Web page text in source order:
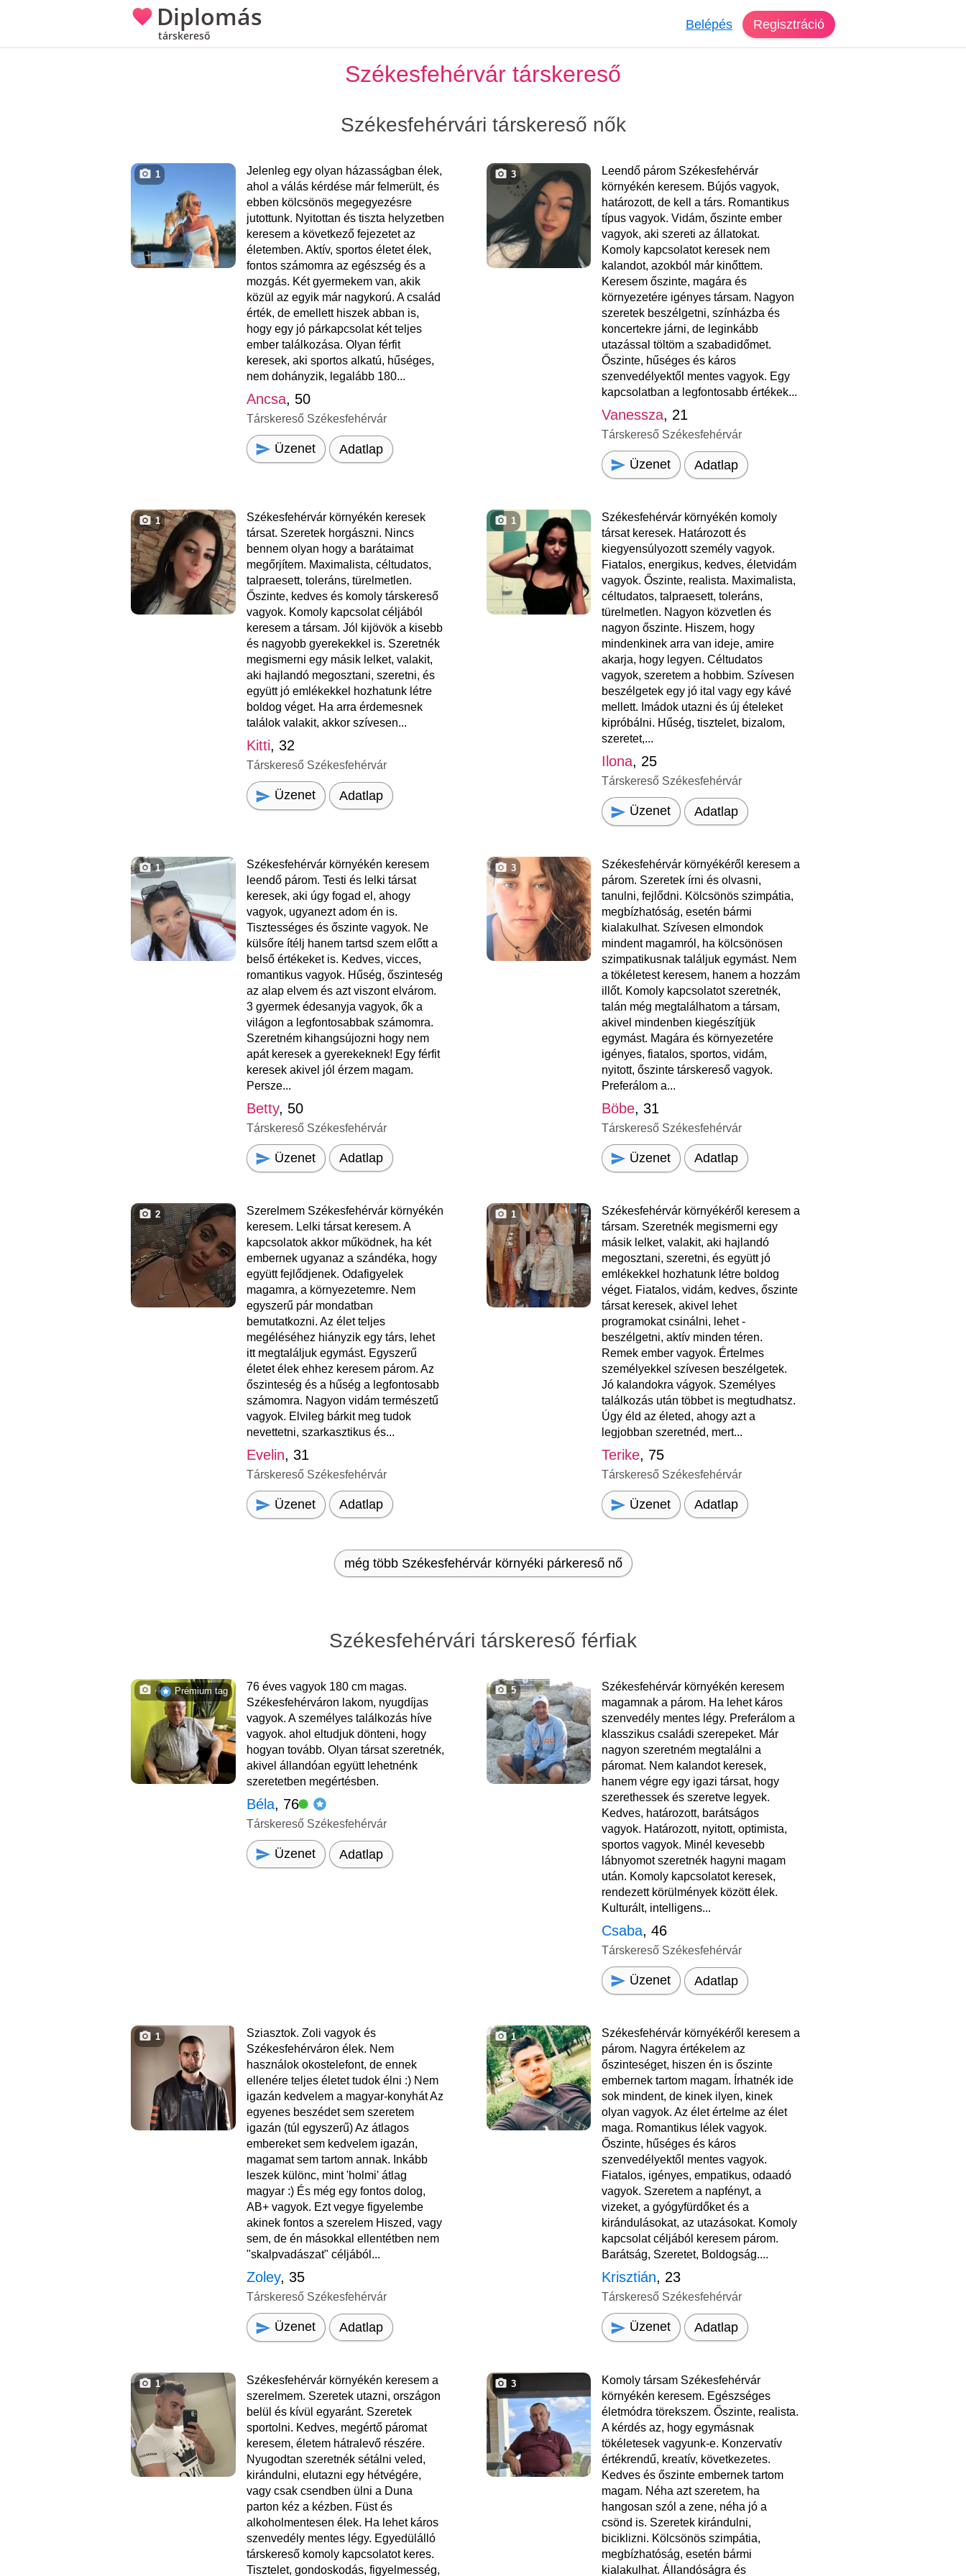
Diplomás
társkereső
Belépés Regisztráció
Székesfehérvár társkereső
Székesfehérvári társkereső nők
1
Jelenleg egy olyan házasságban élek,
ahol a válás kérdése már felmerült, és
ebben kölcsönös megegyezésre
jutottunk. Nyitottan és tiszta helyzetben
keresem a következő fejezetet az
életemben. Aktív, sportos életet élek,
fontos számomra az egészség és a
mozgás. Két gyermekem van, akik
közül az egyik már nagykorú. A család
érték, de emellett hiszek abban is,
hogy egy jó párkapcsolat két teljes
ember találkozása. Olyan férfit
keresek, aki sportos alkatú, hűséges,
nem dohányzik, legalább 180...
Ancsa, 50
Társkereső Székesfehérvár
Üzenet Adatlap
3
Leendő párom Székesfehérvár
környékén keresem. Bújós vagyok,
határozott, de kell a társ. Romantikus
típus vagyok. Vidám, őszinte ember
vagyok, aki szereti az állatokat.
Komoly kapcsolatot keresek nem
kalandot, azokból már kinőttem.
Keresem őszinte, magára és
környezetére igényes társam. Nagyon
szeretek beszélgetni, színházba és
koncertekre járni, de leginkább
utazással töltöm a szabadidőmet.
Őszinte, hűséges és káros
szenvedélyektől mentes vagyok. Egy
kapcsolatban a legfontosabb értékek...
Vanessza, 21
Társkereső Székesfehérvár
Üzenet Adatlap
1
Székesfehérvár környékén keresek
társat. Szeretek horgászni. Nincs
bennem olyan hogy a barátaimat
megőrjítem. Maximalista, céltudatos,
talpraesett, toleráns, türelmetlen.
Őszinte, kedves és komoly társkereső
vagyok. Komoly kapcsolat céljából
keresem a társam. Jól kijövök a kisebb
és nagyobb gyerekekkel is. Szeretnék
megismerni egy másik lelket, valakit,
aki hajlandó megosztani, szeretni, és
együtt jó emlékekkel hozhatunk létre
boldog véget. Ha arra érdemesnek
találok valakit, akkor szívesen...
Kitti, 32
Társkereső Székesfehérvár
Üzenet Adatlap
1
Székesfehérvár környékén komoly
társat keresek. Határozott és
kiegyensúlyozott személy vagyok.
Fiatalos, energikus, kedves, életvidám
vagyok. Őszinte, realista. Maximalista,
céltudatos, talpraesett, toleráns,
türelmetlen. Nagyon közvetlen és
nagyon őszinte. Hiszem, hogy
mindenkinek arra van ideje, amire
akarja, hogy legyen. Céltudatos
vagyok, szeretem a hobbim. Szívesen
beszélgetek egy jó ital vagy egy kávé
mellett. Imádok utazni és új ételeket
kipróbálni. Hűség, tisztelet, bizalom,
szeretet,...
Ilona, 25
Társkereső Székesfehérvár
Üzenet Adatlap
1
Székesfehérvár környékén keresem
leendő párom. Testi és lelki társat
keresek, aki úgy fogad el, ahogy
vagyok, ugyanezt adom én is.
Tisztességes és őszinte vagyok. Ne
külsőre ítélj hanem tartsd szem előtt a
belső értékeket is. Kedves, vicces,
romantikus vagyok. Hűség, őszinteség
az alap elvem és azt viszont elvárom.
3 gyermek édesanyja vagyok, ők a
világon a legfontosabbak számomra.
Szeretném kihangsújozni hogy nem
apát keresek a gyerekeknek! Egy férfit
keresek akivel jól érzem magam.
Persze...
Betty, 50
Társkereső Székesfehérvár
Üzenet Adatlap
3
Székesfehérvár környékéről keresem a
párom. Szeretek írni és olvasni,
tanulni, fejlődni. Kölcsönös szimpátia,
megbízhatóság, esetén bármi
kialakulhat. Szívesen elmondok
mindent magamról, ha kölcsönösen
szimpatikusnak találjuk egymást. Nem
a tökéletest keresem, hanem a hozzám
illőt. Komoly kapcsolatot szeretnék,
talán még megtalálhatom a társam,
akivel mindenben kiegészítjük
egymást. Magára és környezetére
igényes, fiatalos, sportos, vidám,
nyitott, őszinte társkereső vagyok.
Preferálom a...
Böbe, 31
Társkereső Székesfehérvár
Üzenet Adatlap
2
Szerelmem Székesfehérvár környékén
keresem. Lelki társat keresem. A
kapcsolatok akkor működnek, ha két
embernek ugyanaz a szándéka, hogy
együtt fejlődjenek. Odafigyelek
magamra, a környezetemre. Nem
egyszerű pár mondatban
bemutatkozni. Az élet teljes
megéléséhez hiányzik egy társ, lehet
itt megtaláljuk egymást. Egyszerű
életet élek ehhez keresem párom. Az
őszinteség és a hűség a legfontosabb
számomra. Nagyon vidám természetű
vagyok. Elvileg bárkit meg tudok
nevettetni, szarkasztikus és...
Evelin, 31
Társkereső Székesfehérvár
Üzenet Adatlap
1
Székesfehérvár környékéről keresem a
társam. Szeretnék megismerni egy
másik lelket, valakit, aki hajlandó
megosztani, szeretni, és együtt jó
emlékekkel hozhatunk létre boldog
véget. Fiatalos, vidám, kedves, őszinte
társat keresek, akivel lehet
programokat csinálni, lehet -
beszélgetni, aktív minden téren.
Remek ember vagyok. Értelmes
személyekkel szívesen beszélgetek.
Jó kalandokra vágyok. Személyes
találkozás után többet is megtudhatsz.
Úgy éld az életed, ahogy azt a
legjobban szeretnéd, mert...
Terike, 75
Társkereső Székesfehérvár
Üzenet Adatlap
még több Székesfehérvár környéki párkereső nő
Székesfehérvári társkereső férfiak
4 Prémium tag
76 éves vagyok 180 cm magas.
Székesfehérváron lakom, nyugdíjas
vagyok. A személyes találkozás híve
vagyok. ahol eltudjuk dönteni, hogy
hogyan tovább. Olyan társat szeretnék,
akivel állandóan együtt lehetnénk
szeretetben megértésben.
Béla, 76
Társkereső Székesfehérvár
Üzenet Adatlap
5
Székesfehérvár környékén keresem
magamnak a párom. Ha lehet káros
szenvedély mentes légy. Preferálom a
klasszikus családi szerepeket. Már
nagyon szeretném megtalálni a
páromat. Nem kalandot keresek,
hanem végre egy igazi társat, hogy
szerethessek és szeretve legyek.
Kedves, határozott, barátságos
vagyok. Határozott, nyitott, optimista,
sportos vagyok. Minél kevesebb
lábnyomot szeretnék hagyni magam
után. Komoly kapcsolatot keresek,
rendezett körülmények között élek.
Kulturált, intelligens...
Csaba, 46
Társkereső Székesfehérvár
Üzenet Adatlap
1
Sziasztok. Zoli vagyok és
Székesfehérváron élek. Nem
használok okostelefont, de ennek
ellenére teljes életet tudok élni :) Nem
igazán kedvelem a magyar-konyhát Az
egyenes beszédet sem szeretem
igazán (túl egyszerű) Az átlagos
embereket sem kedvelem igazán,
magamat sem tartom annak. Inkább
leszek különc, mint 'holmi' átlag
magyar :) És még egy fontos dolog,
AB+ vagyok. Ezt vegye figyelembe
akinek fontos a szerelem Hiszed, vagy
sem, de én másokkal ellentétben nem
"skalpvadászat" céljából...
Zoley, 35
Társkereső Székesfehérvár
Üzenet Adatlap
1
Székesfehérvár környékéről keresem a
párom. Nagyra értékelem az
őszinteséget, hiszen én is őszinte
embernek tartom magam. Írhatnék ide
sok mindent, de kinek ilyen, kinek
olyan vagyok. Az élet értelme az élet
maga. Romantikus lélek vagyok.
Őszinte, hűséges és káros
szenvedélyektől mentes vagyok.
Fiatalos, igényes, empatikus, odaadó
vagyok. Szeretem a napfényt, a
vizeket, a gyógyfürdőket és a
kirándulásokat, az utazásokat. Komoly
kapcsolat céljából keresem párom.
Barátság, Szeretet, Boldogság....
Krisztián, 23
Társkereső Székesfehérvár
Üzenet Adatlap
1
Székesfehérvár környékén keresem a
szerelmem. Szeretek utazni, országon
belül és kívül egyaránt. Szeretek
sportolni. Kedves, megértő páromat
keresem, életem hátralevő részére.
Nyugodtan szeretnék sétálni veled,
kirándulni, elutazni egy hétvégére,
vagy csak csendben ülni a Duna
parton kéz a kézben. Füst és
alkoholmentesen élek. Ha lehet káros
szenvedély mentes légy. Egyedülálló
társkereső komoly kapcsolatot keres.
Tisztelet, gondoskodás, figyelmesség,
3
Komoly társam Székesfehérvár
környékén keresem. Egészséges
életmódra törekszem. Őszinte, realista.
A kérdés az, hogy egymásnak
tökéletesek vagyunk-e. Konzervatív
értékrendű, kreatív, következetes.
Kedves és őszinte embernek tartom
magam. Néha azt szeretem, ha
hangosan szól a zene, néha jó a
csönd is. Szeretek kirándulni,
biciklizni. Kölcsönös szimpátia,
megbízhatóság, esetén bármi
kialakulhat. Állandóságra és